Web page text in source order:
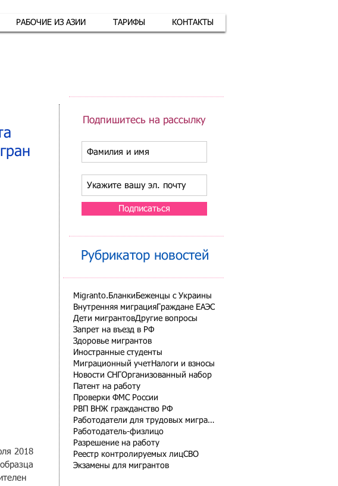
РАБОЧИЕ ИЗ АЗИИ ТАРИФЫ КОНТАКТЫ
2018
Подпишитесь на рассылку
Подписаться
Рубрикатор новостей
Migranto.Бланки Беженцы с Украины
Внутренняя миграция Граждане ЕАЭС
Дети мигрантовДругие вопросы
Запрет на въезд в РФ
Здоровье мигрантов
Иностранные студенты
Миграционный учетНалоги и взносы
Новости СНГ Организованный набор
Патент на работу
Проверки ФМС России
РВП ВНЖ гражданство РФ
Работодатели для трудовых мигрантов
Работодатель-физлицо
Разрешение на работу
Реестр контролируемых лицСВО
Экзамены для мигрантов